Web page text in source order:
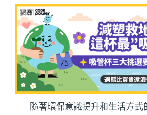
隨著環保意識提升和生活方式